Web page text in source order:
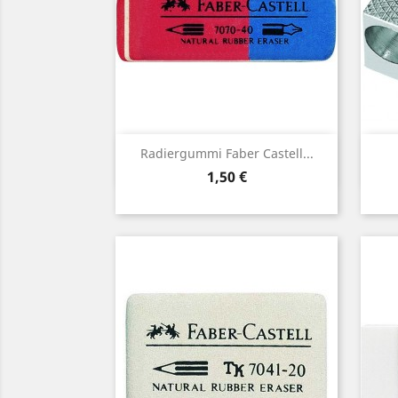
Radiergummi Faber Castell...
Preis
1,50 €
Vorschau